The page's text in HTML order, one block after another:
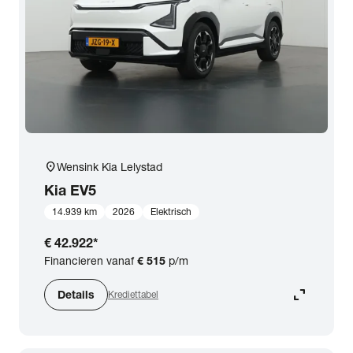
BTW (aftrekbaar) / Marge (BTW niet aftrekbaar) expand_more
Merk & Model
close
Kilometerstand
location_onWensink Kia Lelystad
Kia EV5
14.939 km 2026 Elektrisch
€ 42.922*
Financieren vanaf€ 515 p/m
Details Krediettabel expand_content